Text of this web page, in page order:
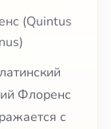
(Quintus
Флоренс
с